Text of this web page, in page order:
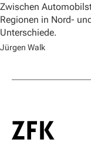
Zwischen
Regionen in Nord-
Unterschiede.
Jürgen Walk